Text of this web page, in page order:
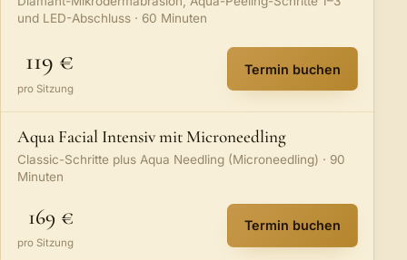
und LED-Abschluss · 60 Minuten
119 €
pro Sitzung
Termin buchen
:Aqua Facial
Aqua Facial Intensiv mit Microneedling
Classic-Schritte plus Aqua Needling (Microneedling) · 90
Minuten
169 €
pro Sitzung
Termin buchen
:Aqua Facial